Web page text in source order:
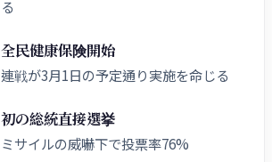
る
全民健康保険開始
連戦が3月1日の予定通り実施を命じる
初の総統直接選挙
ミサイルの威嚇下で投票率76%